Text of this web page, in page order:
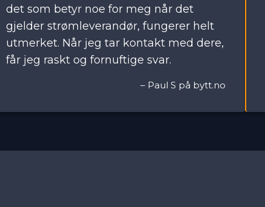
det som betyr noe for meg når det
gjelder strømleverandør, fungerer helt
utmerket. Når jeg tar kontakt med dere,
får jeg raskt og fornuftige svar.
– Paul S på bytt.no